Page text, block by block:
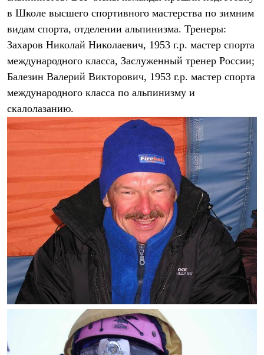
в Школе высшего спортивного мастерства по зимним
видам спорта, отделении альпинизма. Тренеры:
Захаров Николай Николаевич, 1953 г.р. мастер спорта
международного класса, Заслуженный тренер России;
Балезин Валерий Викторович, 1953 г.р. мастер спорта
международного класса по альпинизму и
скалолазанию.